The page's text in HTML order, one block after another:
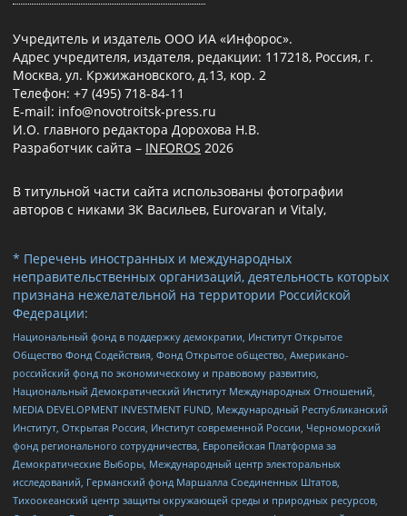
Учредитель и издатель ООО ИА «Инфорос».
Адрес учредителя, издателя, редакции: 117218, Россия, г.
Москва, ул. Кржижановского, д.13, кор. 2
Телефон: +7 (495) 718-84-11
E-mail: info@novotroitsk-press.ru
И.О. главного редактора Дорохова Н.В.
Разработчик сайта – INFOROS 2026
В титульной части сайта использованы фотографии
авторов с никами ЗК Васильев, Eurovaran и Vitaly,
* Перечень иностранных и международных
неправительственных организаций, деятельность которых
признана нежелательной на территории Российской
Федерации:
Национальный фонд в поддержку демократии, Институт Открытое
Общество Фонд Содействия, Фонд Открытое общество, Американо-
российский фонд по экономическому и правовому развитию,
Национальный Демократический Институт Международных Отношений,
MEDIA DEVELOPMENT INVESTMENT FUND, Международный Республиканский
Институт, Открытая Россия, Институт современной России, Черноморский
фонд регионального сотрудничества, Европейская Платформа за
Демократические Выборы, Международный центр электоральных
исследований, Германский фонд Маршалла Соединенных Штатов,
Тихоокеанский центр защиты окружающей среды и природных ресурсов,